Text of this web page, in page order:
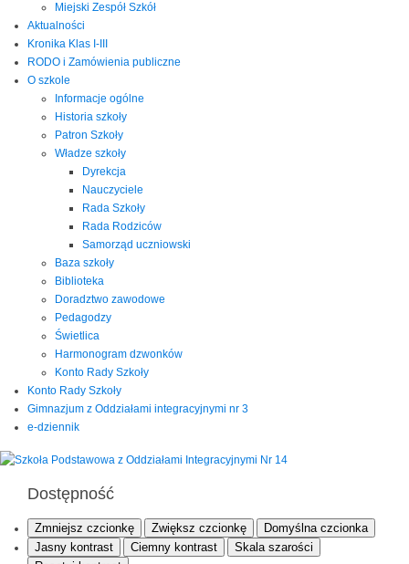
Miejski Zespół Szkół
Aktualności
Kronika Klas I-III
RODO i Zamówienia publiczne
O szkole
Informacje ogólne
Historia szkoły
Patron Szkoły
Władze szkoły
Dyrekcja
Nauczyciele
Rada Szkoły
Rada Rodziców
Samorząd uczniowski
Baza szkoły
Biblioteka
Doradztwo zawodowe
Pedagodzy
Świetlica
Harmonogram dzwonków
Konto Rady Szkoły
Konto Rady Szkoły
Gimnazjum z Oddziałami integracyjnymi nr 3
e-dziennik
Dostępność
Zmniejsz czcionkę Zwiększ czcionkę
Domyślna czcionka
Jasny kontrast
Ciemny kontrast
Skala szarości